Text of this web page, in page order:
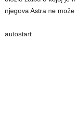
njegova Astra ne
autostart